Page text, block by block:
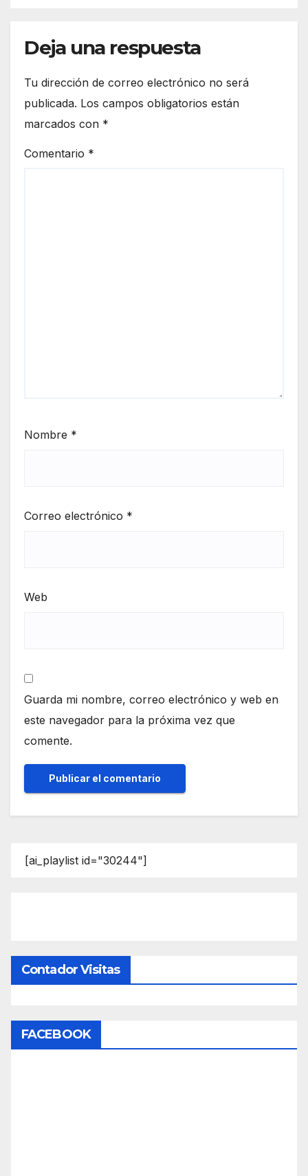
Deja una respuesta
Tu dirección de correo electrónico no será
publicada. Los campos obligatorios están
marcados con *
Comentario *
Nombre *
Correo electrónico *
Web
Guarda mi nombre, correo electrónico y web en
este navegador para la próxima vez que
comente.
[ai_playlist id="30244"]
Contador Visitas
FACEBOOK